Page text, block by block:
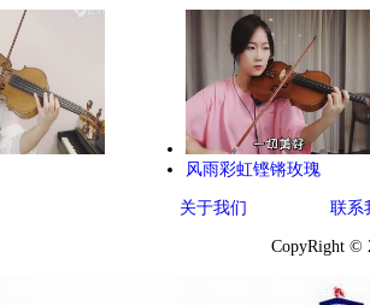
风雨彩虹铿锵玫瑰
关于我们 联系
CopyRight ©